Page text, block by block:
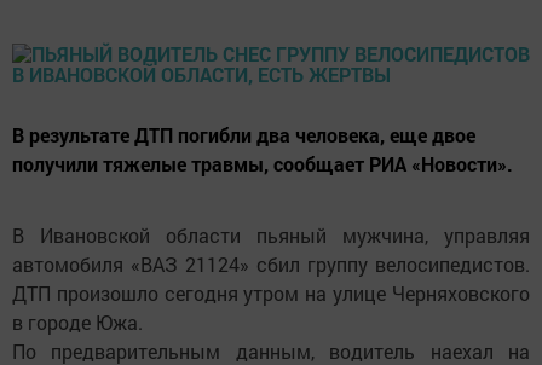
В результате ДТП погибли два человека, еще двое
получили тяжелые травмы, сообщает РИА «Новости».
В Ивановской области пьяный мужчина, управляя
автомобиля «ВАЗ 21124» сбил группу велосипедистов.
ДТП произошло сегодня утром на улице Черняховского
в городе Южа.
По предварительным данным, водитель наехал на